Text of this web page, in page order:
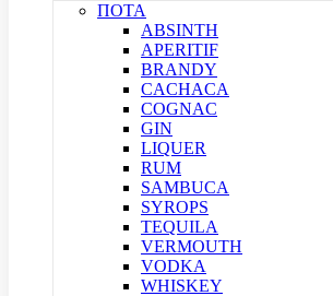
ΠΟΤΑ
ABSINTH
APERITIF
BRANDY
CACHACA
COGNAC
GIN
LIQUER
RUM
SAMBUCA
SYROPS
TEQUILA
VERMOUTH
VODKA
WHISKEY